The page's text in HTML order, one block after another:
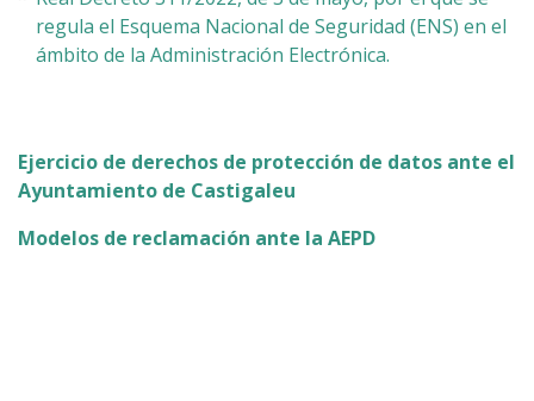
regula el Esquema Nacional de Seguridad (ENS) en el
ámbito de la Administración Electrónica.
Ejercicio de derechos de protección de datos ante el
Ayuntamiento de Castigaleu
Modelos de reclamación ante la AEPD